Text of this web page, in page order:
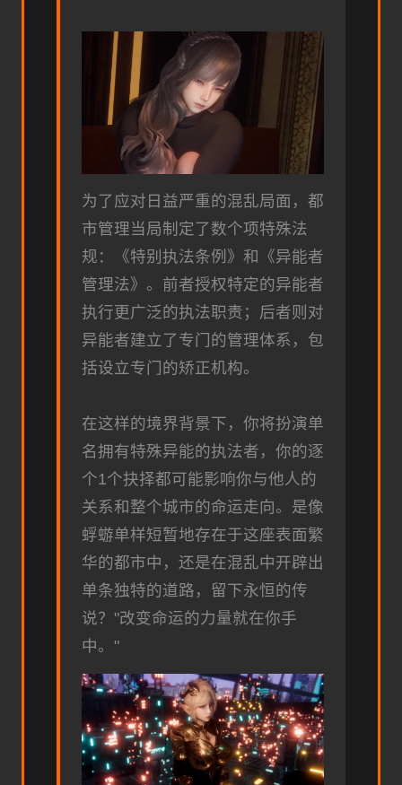
为了应对日益严重的混乱局面，都
市管理当局制定了数个项特殊法
规：《特别执法条例》和《异能者
管理法》。前者授权特定的异能者
执行更广泛的执法职责；后者则对
异能者建立了专门的管理体系，包
括设立专门的矫正机构。
在这样的境界背景下，你将扮演单
名拥有特殊异能的执法者，你的逐
个1个抉择都可能影响你与他人的
关系和整个城市的命运走向。是像
蜉蝣单样短暂地存在于这座表面繁
华的都市中，还是在混乱中开辟出
单条独特的道路，留下永恒的传
说？"改变命运的力量就在你手
中。"